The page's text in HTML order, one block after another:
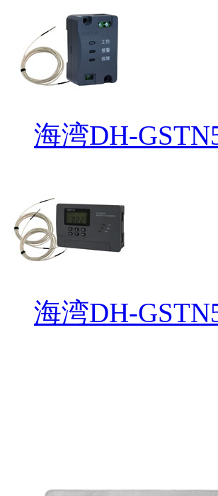
海湾DH-
海湾DH-